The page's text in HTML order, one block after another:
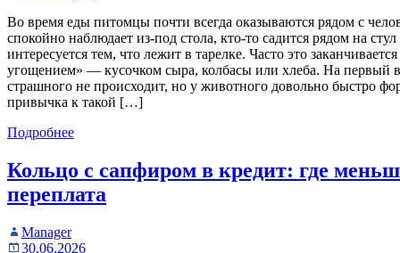
Во время еды питомцы почти всегда оказываются рядом с
спокойно наблюдает из-под стола, кто-то садится рядом на
интересуется тем, что лежит в тарелке. Часто это
угощением» — кусочком сыра, колбасы или хлеба. На первый
страшного не происходит, но у животного довольно быстро
привычка к такой […]
Подробнее
Кольцо с сапфиром в кредит: где
переплата
Manager
30.06.2026